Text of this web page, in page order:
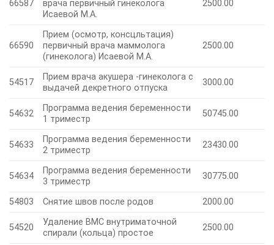
66587
врача первичный гинеколога
Исаевой М.А.
2500.00
66590
Прием (осмотр, консцльтация)
первичный врача маммолога
(гинеколога) Исаевой М.А.
2500.00
54517
Прием врача акушера -гинеколога с
выдачей декретного отпуска
3000.00
54632
Программа ведения беременности
1 триместр
50745.00
54633
Программа ведения беременности
2 триместр
23430.00
54634
Программа ведения беременности
3 триместр
30775.00
54803 Снятие швов после родов 2000.00
54520
Удаление ВМС внутриматочной
спирали (кольца) простое
2500.00